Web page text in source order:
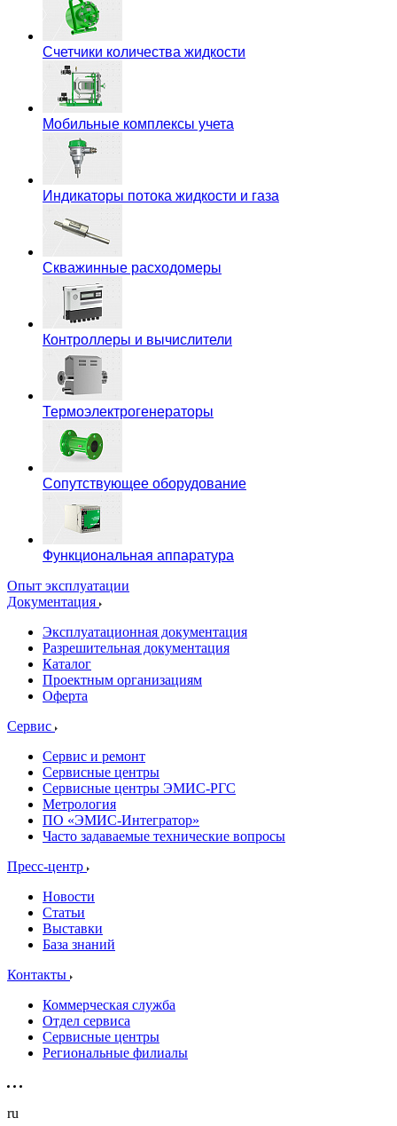
Счетчики количества жидкости
Мобильные комплексы учета
Индикаторы потока жидкости и газа
Скважинные расходомеры
Контроллеры и вычислители
Термоэлектрогенераторы
Сопутствующее оборудование
Функциональная аппаратура
Опыт эксплуатации
Документация
Эксплуатационная документация
Разрешительная документация
Каталог
Проектным организациям
Оферта
Сервис
Сервис и ремонт
Сервисные центры
Сервисные центры ЭМИС-РГС
Метрология
ПО «ЭМИС-Интегратор»
Часто задаваемые технические вопросы
Пресс-центр
Новости
Статьи
Выставки
База знаний
Контакты
Коммерческая служба
Отдел сервиса
Сервисные центры
Региональные филиалы
ru